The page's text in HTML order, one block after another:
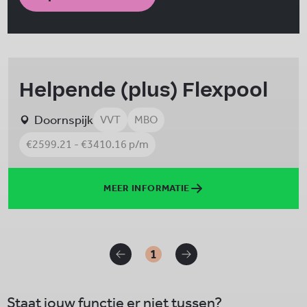
Helpende (plus) Flexpool
Doornspijk VVT
MBO
€2599.21 - €3410.16 p/m
MEER INFORMATIE
1
Staat jouw functie er niet tussen?